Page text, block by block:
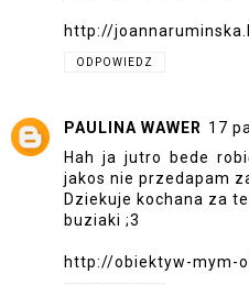
http://
ODPOWIEDZ
PAULINA WAWER 17
Hah ja jutro bede
jakos nie przedapam
Dziekuje kochana za
buziaki ;3
http://obiektyw-mym-